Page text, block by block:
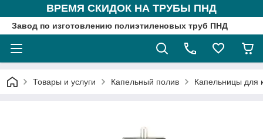
ВРЕМЯ СКИДОК НА ТРУБЫ ПНД
Завод по изготовлению полиэтиленовых труб ПНД
Товары и услуги Капельный полив Капельницы для